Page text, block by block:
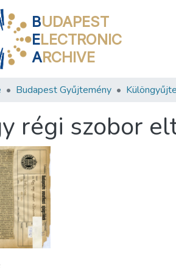
BUDAPEST
ELECTRONIC
ARCHIVE
Budapest Gyűjtemény
régi szobor